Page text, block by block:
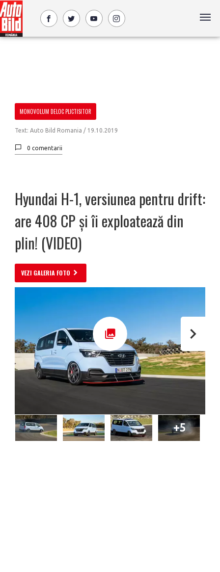
MONOVOLUM DELOC PLICTISITOR
Text: Auto Bild Romania / 19.10.2019
0 comentarii
Hyundai H-1, versiunea pentru drift:
are 408 CP și îi exploatează din
plin! (VIDEO)
VEZI GALERIA FOTO
+5